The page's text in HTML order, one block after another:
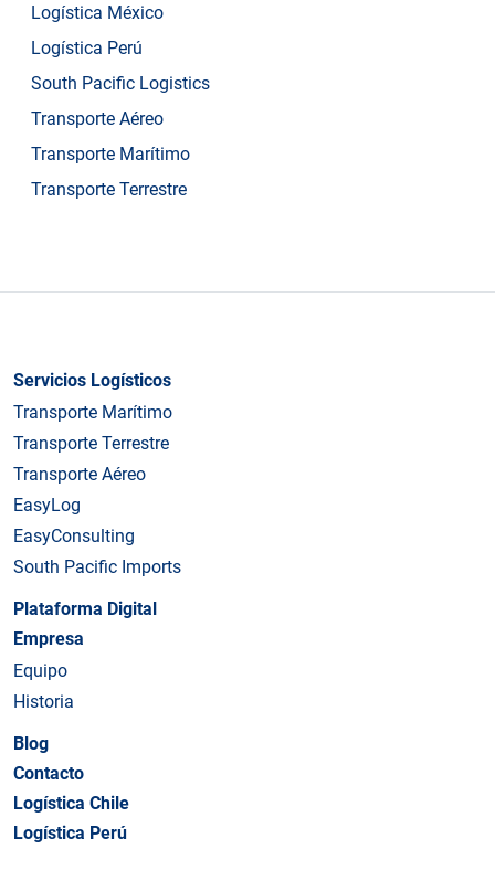
Logística México
Logística Perú
South Pacific Logistics
Transporte Aéreo
Transporte Marítimo
Transporte Terrestre
Servicios Logísticos
Transporte Marítimo
Transporte Terrestre
Transporte Aéreo
EasyLog
EasyConsulting
South Pacific Imports
Plataforma Digital
Empresa
Equipo
Historia
Blog
Contacto
Logística Chile
Logística Perú